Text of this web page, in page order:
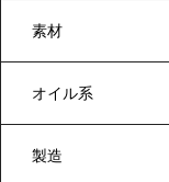
素材
オイル系
製造